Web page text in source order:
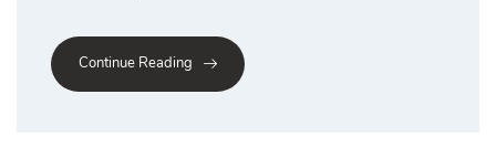
Continue Reading